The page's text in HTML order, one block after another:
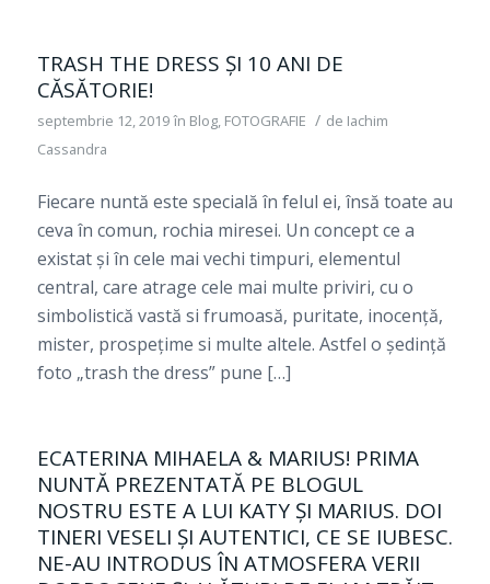
TRASH THE DRESS ȘI 10 ANI DE
CĂSĂTORIE!
septembrie 12, 2019 în Blog, FOTOGRAFIE / de Iachim
Cassandra
Fiecare nuntă este specială în felul ei, însă toate au
ceva în comun, rochia miresei. Un concept ce a
existat și în cele mai vechi timpuri, elementul
central, care atrage cele mai multe priviri, cu o
simbolistică vastă si frumoasă, puritate, inocență,
mister, prospețime si multe altele. Astfel o ședință
foto „trash the dress” pune […]
ECATERINA MIHAELA & MARIUS! PRIMA
NUNTĂ PREZENTATĂ PE BLOGUL
NOSTRU ESTE A LUI KATY ȘI MARIUS. DOI
TINERI VESELI ȘI AUTENTICI, CE SE IUBESC.
NE-AU INTRODUS ÎN ATMOSFERA VERII